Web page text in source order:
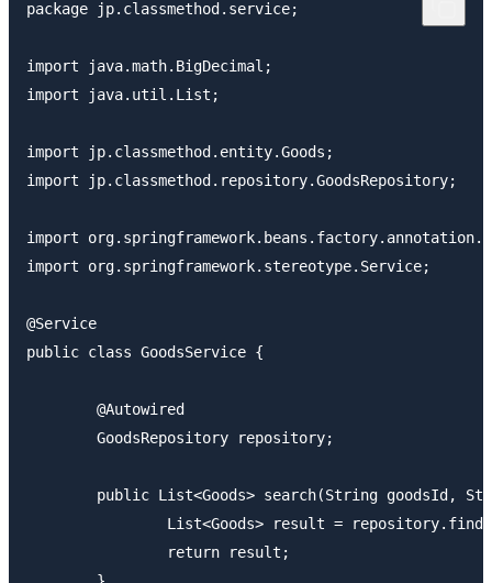
package jp.classmethod.service;
import java.math.BigDecimal;
import java.util.List;
import jp.classmethod.entity.Goods;
import jp.classmethod.repository.GoodsRepository;
import
import org.springframework.stereotype.Service;
@Service
public class GoodsService {